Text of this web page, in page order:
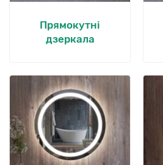
Прямокутні
дзеркала